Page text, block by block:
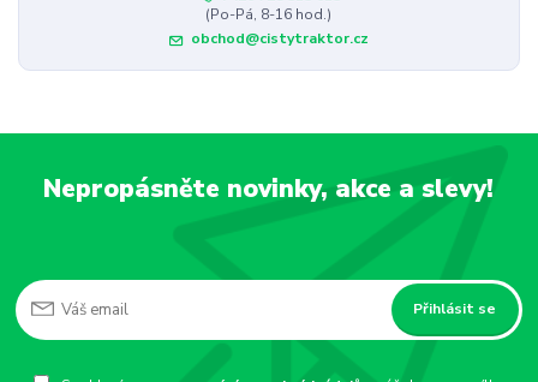
(Po-Pá, 8-16 hod.)
obchod@cistytraktor.cz
Nepropásněte novinky, akce a slevy!
Přihlásit se